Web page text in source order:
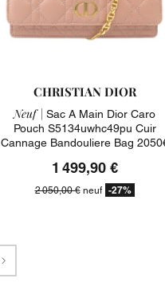
CHRISTIAN DIOR
Neuf | Sac A Main Dior Caro
Pouch S5134uwhc49pu Cuir
Cannage Bandouliere Bag
1 499,90 €
2 050,00 €neuf -27%
Suivant